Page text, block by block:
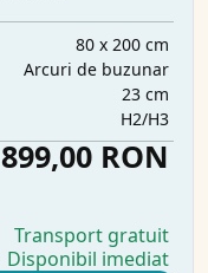
80 x 200 cm
Arcuri de buzunar
23 cm
H2/H3
899,00 RON
Transport gratuit
Disponibil imediat